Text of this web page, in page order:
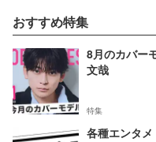
おすすめ特集
8月のカバー
文哉
特集
各種エンタ